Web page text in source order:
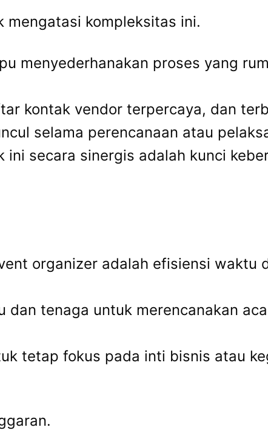
mengatasi kompleksitas ini.
menyederhanakan proses yang
kontak vendor terpercaya, dan
selama perencanaan atau
secara sinergis adalah kunci
organizer adalah efisiensi waktu
tenaga untuk merencanakan
tetap fokus pada inti bisnis atau